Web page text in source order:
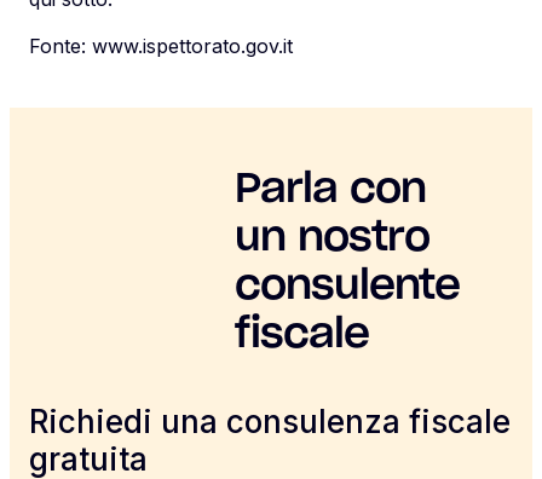
Fonte: www.ispettorato.gov.it
Parla con
un nostro
consulente
fiscale
Richiedi una consulenza fiscale
gratuita